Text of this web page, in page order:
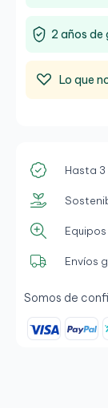
Color:
Test de
2 años
Lo que
Hasta
Envíos
Somos de